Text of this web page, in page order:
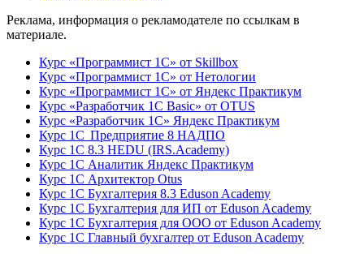
Реклама, информация о рекламодателе по ссылкам в
материале.
Курс «Программист 1С» от Skillbox
Курс «Программист 1С» от Нетологии
Курс «Программист 1С» от Яндекс Практикум
Курс «Разработчик 1С Basic» от OTUS
Курс «Разработчик 1С» Яндекс Практикум
Курс 1С Предприятие 8 НАДПО
Курс 1С 8.3 HEDU (IRS.Academy)
Курс 1С Аналитик Яндекс Практикум
Курс 1С Архитектор Otus
Курс 1С Бухгалтерия 8.3 Eduson Academy
Курс 1С Бухгалтерия для ИП от Eduson Academy
Курс 1С Бухгалтерия для ООО от Eduson Academy
Курс 1С Главный бухгалтер от Eduson Academy